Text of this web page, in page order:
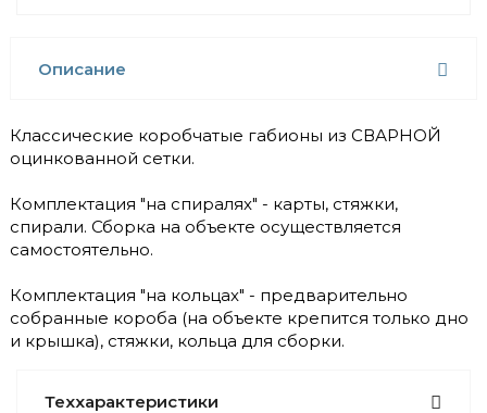
Описание
Классические коробчатые габионы из СВАРНОЙ
оцинкованной сетки.
Комплектация "на спиралях" - карты, стяжки,
спирали. Сборка на объекте осуществляется
самостоятельно.
Комплектация "на кольцах" - предварительно
собранные короба (на объекте крепится только дно
и крышка), стяжки, кольца для сборки.
Теххарактеристики